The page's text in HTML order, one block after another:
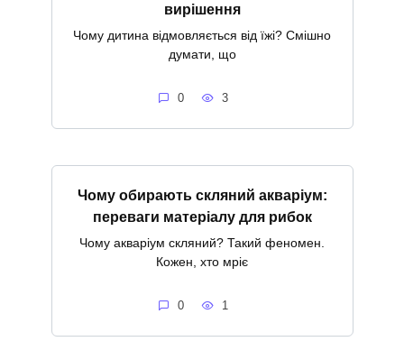
вирішення
Чому дитина відмовляється від їжі? Смішно
думати, що
0 3
Чому обирають скляний акваріум:
переваги матеріалу для рибок
Чому акваріум скляний? Такий феномен.
Кожен, хто мріє
0 1